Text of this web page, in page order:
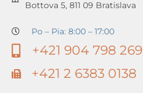
Bottova 5, 811 09 Bratislava
Po – Pia: 8:00 – 17:00
+421 904 798 269
+421 2 6383 0138